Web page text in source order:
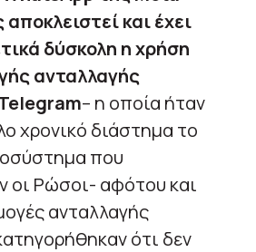
και έχει
δύσκολη η χρήση
ανταλλαγής
– η οποία ήταν
χρονικό διάστημα το
που
οι Ρώσοι- αφότου και
ανταλλαγής
ότι δεν